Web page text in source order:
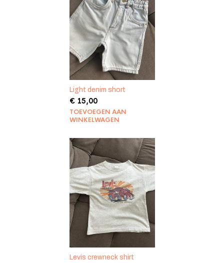
Light denim short
€15,00
TOEVOEGEN AAN
WINKELWAGEN
Levis crewneck shirt